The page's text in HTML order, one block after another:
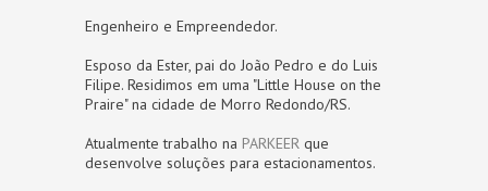
Engenheiro e Empreendedor.
Esposo da Ester, pai do João Pedro e do Luis
Filipe. Residimos em uma "Little House on the
Praire" na cidade de Morro Redondo/RS.
Atualmente trabalho na PARKEER que
desenvolve soluções para estacionamentos.